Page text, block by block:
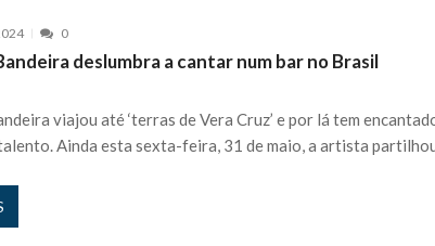
0
deslumbra a cantar num bar no Brasil
viajou até ‘terras de Vera Cruz’ e por lá tem
Ainda esta sexta-feira, 31 de maio, a artista